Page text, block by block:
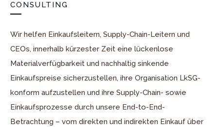
CONSULTING
Wir helfen Einkaufsleitern, Supply-Chain-Leitern und
CEOs, innerhalb kürzester Zeit eine lückenlose
Materialverfügbarkeit und nachhaltig sinkende
Einkaufspreise sicherzustellen, ihre Organisation LkSG-
konform aufzustellen und ihre Supply-Chain- sowie
Einkaufsprozesse durch unsere End-to-End-
Betrachtung – vom direkten und indirekten Einkauf über